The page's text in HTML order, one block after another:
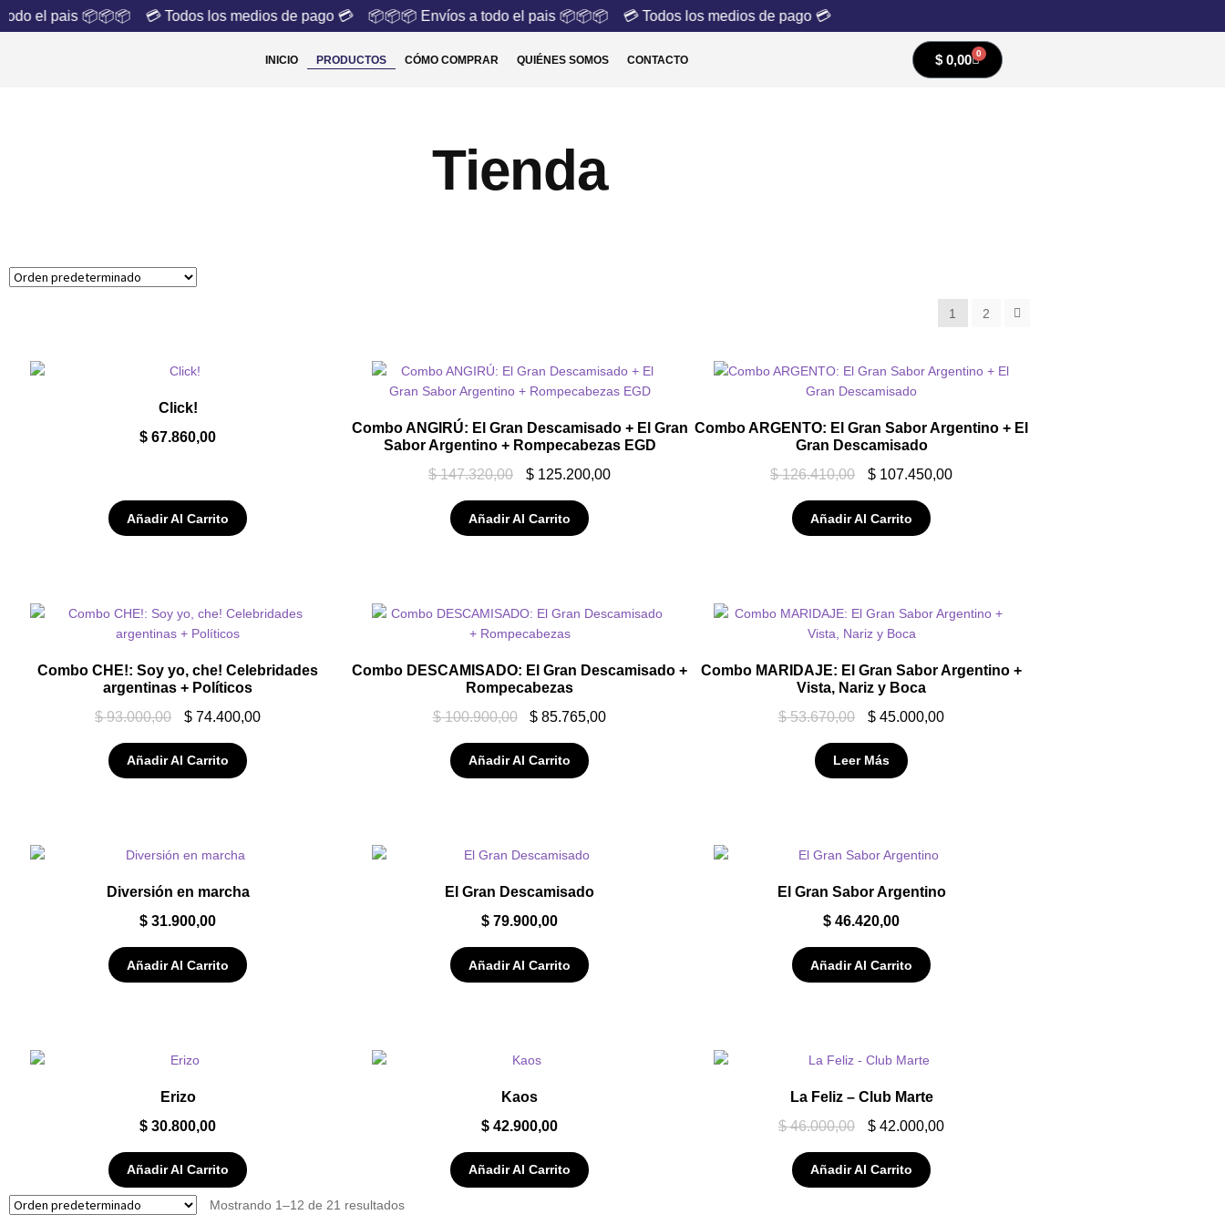
el pais 📦📦📦 💳 Todos los medios de pago 💳 📦📦📦 Envíos a todo el pais 📦📦📦 💳 Todos los medios de pago 💳
INICIO PRODUCTOS CÓMO COMPRAR QUIÉNES SOMOS CONTACTO $0,00 0
Tienda
1 2
Click!
$ 67.860,00
Añadir Al Carrito
Combo ANGIRÚ: El Gran Descamisado + El Gran
Sabor Argentino + Rompecabezas EGD
$147.320,00 $125.200,00
Añadir Al Carrito
Combo ARGENTO: El Gran Sabor Argentino + El
Gran Descamisado
$126.410,00 $107.450,00
Añadir Al Carrito
Combo CHE!: Soy yo, che! Celebridades
argentinas + Políticos
$93.000,00 $74.400,00
Añadir Al Carrito
Combo DESCAMISADO: El Gran Descamisado +
Rompecabezas
$100.900,00 $ 85.765,00
Añadir Al Carrito
Combo MARIDAJE: El Gran Sabor Argentino +
Vista, Nariz y Boca
$53.670,00 $45.000,00
Leer Más
Diversión en marcha
$ 31.900,00
Añadir Al Carrito
El Gran Descamisado
$ 79.900,00
Añadir Al Carrito
El Gran Sabor Argentino
$ 46.420,00
Añadir Al Carrito
Erizo
$ 30.800,00
Añadir Al Carrito
Kaos
$ 42.900,00
Añadir Al Carrito
La Feliz – Club Marte
$46.000,00 $42.000,00
Añadir Al Carrito
Mostrando 1–12 de 21 resultados